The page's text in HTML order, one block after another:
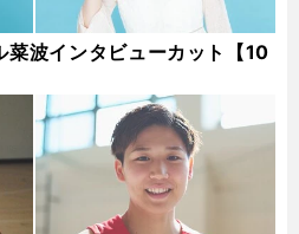
菜波インタビューカット【10